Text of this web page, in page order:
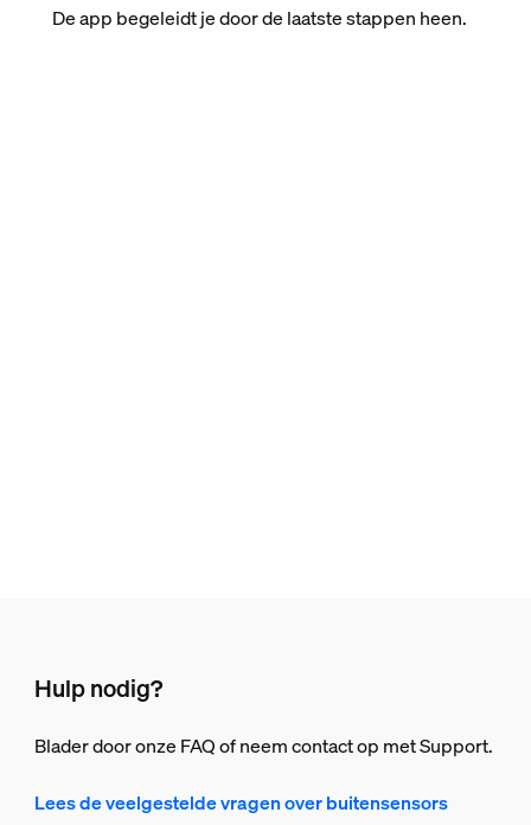
De app begeleidt je door de laatste stappen heen.
Hulp nodig?
Blader door onze FAQ of neem contact op met Support.
Lees de veelgestelde vragen over buitensensors